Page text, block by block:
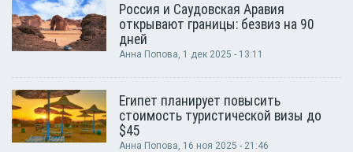
Россия и Саудовская Аравия
открывают границы: безвиз на 90
дней
Анна Попова, 1 дек 2025 - 13:11
Египет планирует повысить
стоимость туристической визы до
$45
Анна Попова, 16 ноя 2025 - 21:46